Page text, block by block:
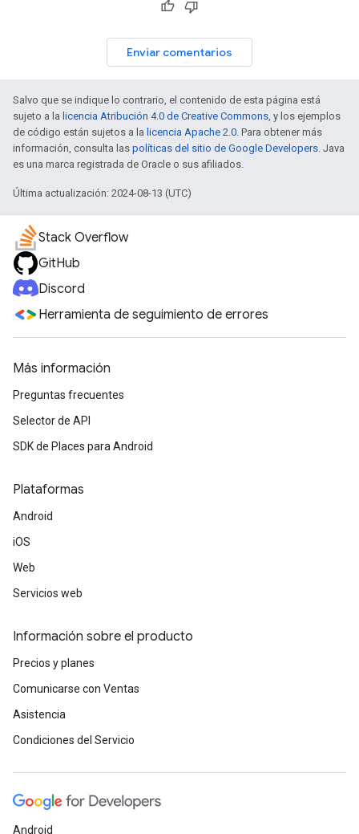
Enviar comentarios
Salvo que se indique lo contrario, el contenido de esta página está
sujeto a la licencia Atribución 4.0 de Creative Commons, y los ejemplos
de código están sujetos a la licencia Apache 2.0. Para obtener más
información, consulta las políticas del sitio de Google Developers. Java
es una marca registrada de Oracle o sus afiliados.
Última actualización: 2024-08-13 (UTC)
Stack Overflow
GitHub
Discord
Herramienta de seguimiento de errores
Más información
Preguntas frecuentes
Selector de API
SDK de Places para Android
Plataformas
Android
iOS
Web
Servicios web
Información sobre el producto
Precios y planes
Comunicarse con Ventas
Asistencia
Condiciones del Servicio
Android